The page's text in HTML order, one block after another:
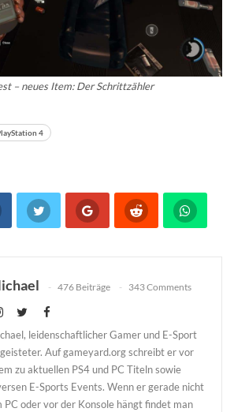
– neues Item: Der Schrittzähler
4
476 Beiträge 343 Comments
leidenschaftlicher Gamer und E-Sport
Auf gameyard.org schreibt er vor
zu aktuellen PS4 und PC Titeln sowie
E-Sports Events. Wenn er gerade nicht
PC oder vor der Konsole hängt findet man